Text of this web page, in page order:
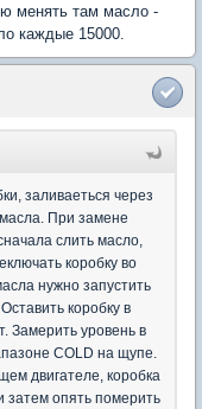
менять там масло -
каждые 15000.
заливаеться через
При замене
слить масло,
коробку во
нужно запустить
коробку в
Замерить уровень в
COLD на щупе.
двигателе, коробка
затем опять померить